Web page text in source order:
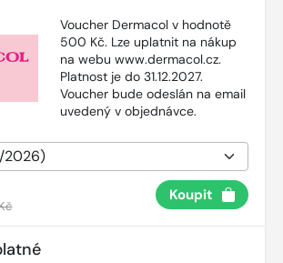
Voucher Dermacol v hodnotě
500 Kč. Lze uplatnit na nákup
na webu www.dermacol.cz.
Platnost je do 31.12.2027.
Voucher bude odeslán na email
uvedený v objednávce.
Koupit